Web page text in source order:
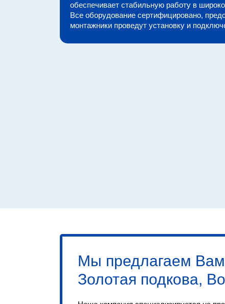
обеспечивает стабильную работу в
Все оборудование сертифицировано,
монтажники проведут установку и
Мы предлагаем Вам
Золотая подкова,